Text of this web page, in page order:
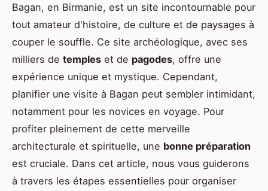
Bagan, en Birmanie, est un site incontournable pour
tout amateur d'histoire, de culture et de paysages à
couper le souffle. Ce site archéologique, avec ses
milliers de temples et de pagodes, offre une
expérience unique et mystique. Cependant,
planifier une visite à Bagan peut sembler intimidant,
notamment pour les novices en voyage. Pour
profiter pleinement de cette merveille
architecturale et spirituelle, une bonne préparation
est cruciale. Dans cet article, nous vous guiderons
à travers les étapes essentielles pour organiser